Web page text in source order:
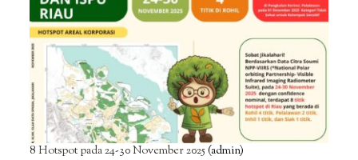
8 Hotspot pada 24-30 November 2025(admin)